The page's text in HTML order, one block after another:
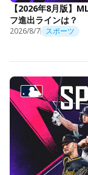
【2026年8月版】
フ進出ラインは？
2026/8/7 スポーツ